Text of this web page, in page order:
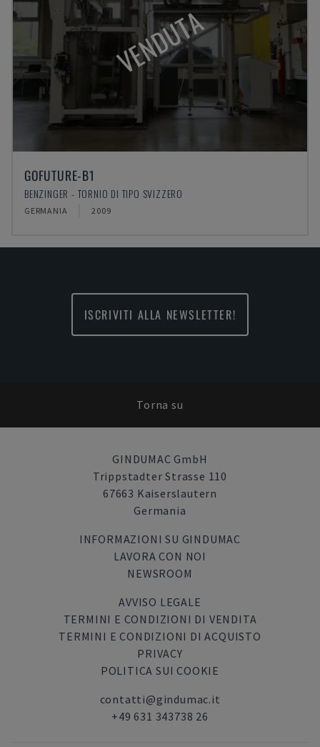
VENDUTA
GOFUTURE-B1
BENZINGER - TORNIO DI TIPO SVIZZERO
GERMANIA 2009
ISCRIVITI ALLA NEWSLETTER!
Torna su
GINDUMAC GmbH
Trippstadter Strasse 110
67663 Kaiserslautern
Germania
INFORMAZIONI SU GINDUMAC
LAVORA CON NOI
NEWSROOM
AVVISO LEGALE
TERMINI E CONDIZIONI DI VENDITA
TERMINI E CONDIZIONI DI ACQUISTO
PRIVACY
POLITICA SUI COOKIE
contatti@gindumac.it
+49 631 343738 26